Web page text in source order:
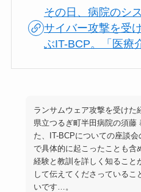
その日、病院のシ
サイバー攻撃を受
ぶIT-BCP。「医療
ランサムウェア攻撃を受けた
県立つるぎ町半田病院の須藤
た、IT-BCPについての座談
で具体的に起こったことも含
経験と教訓を詳しく知ること
して伝えてくださっているこ
いです…。